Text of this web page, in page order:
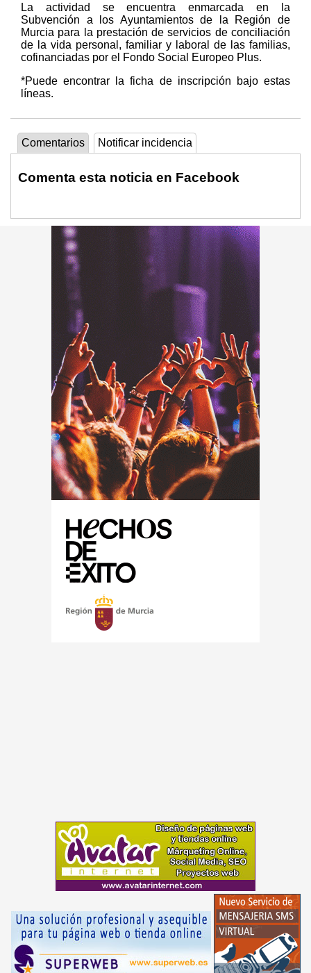
La actividad se encuentra enmarcada en la
Subvención a los Ayuntamientos de la Región de
Murcia para la prestación de servicios de conciliación
de la vida personal, familiar y laboral de las familias,
cofinanciadas por el Fondo Social Europeo Plus.
*Puede encontrar la ficha de inscripción bajo estas
líneas.
Comentarios Notificar incidencia
Comenta esta noticia en Facebook